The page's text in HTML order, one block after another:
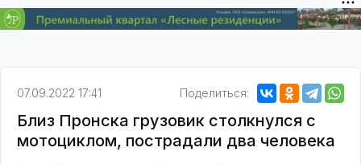
07.09.2022 17:41 Поделиться:
Близ Пронска грузовик столкнулся с
мотоциклом, пострадали два человека